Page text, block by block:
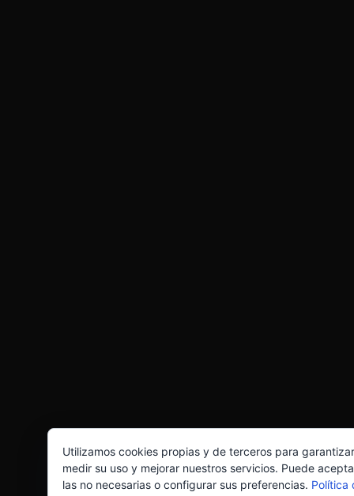
Utilizamos cookies propias y de terceros para
medir su uso y mejorar nuestros servicios. Puede
las no necesarias o configurar sus preferencias. Política